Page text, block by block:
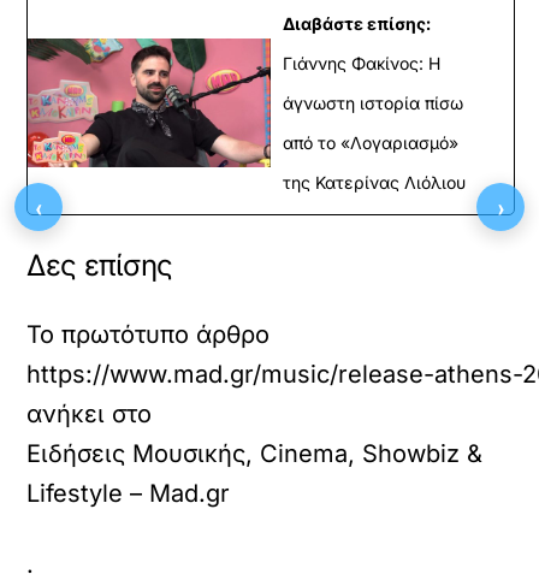
Διαβάστε επίσης:
Γιάννης Φακίνος: Η
άγνωστη ιστορία πίσω
από το «Λογαριασμό»
της Κατερίνας Λιόλιου
Δες επίσης
Το πρωτότυπο άρθρο
https://www.mad.gr/music/release-
ανήκει στο
Ειδήσεις Μουσικής, Cinema, Showbiz &
Lifestyle – Mad.gr
.
‹ ›